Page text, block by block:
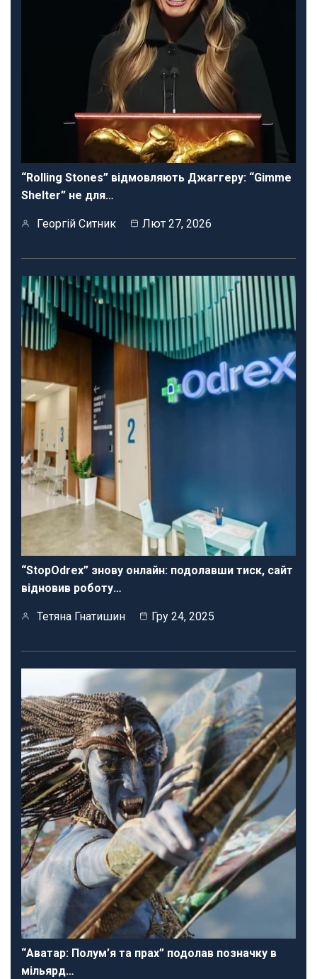
“Rolling Stones” відмовляють Джаггеру: “Gimme
Shelter” не для…
Георгій Ситник Лют 27, 2026
“StopOdrex” знову онлайн: подолавши тиск, сайт
відновив роботу…
Тетяна Гнатишин Гру 24, 2025
“Аватар: Полум’я та прах” подолав позначку в
мільярд…